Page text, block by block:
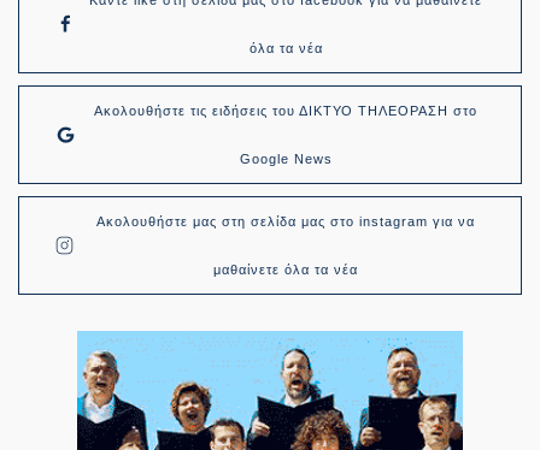
όλα τα νέα
Ακολουθήστε τις ειδήσεις του ΔΙΚΤΥΟ ΤΗΛΕΟΡΑΣΗ στο
Google News
Ακολουθήστε μας στη σελίδα μας στο instagram για να
μαθαίνετε όλα τα νέα